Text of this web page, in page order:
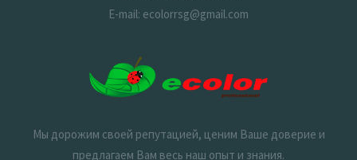
E-mail: ecolorrsg@gmail.com
Мы дорожим своей репутацией, ценим Ваше доверие и
предлагаем Вам весь наш опыт и знания.